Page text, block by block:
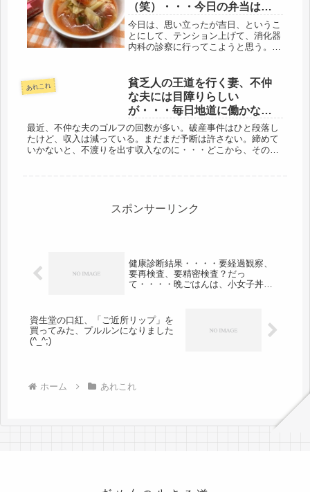
（笑）・・・今日の弁当はう
すアゲ餃子
今日は、思い立ったが吉日、というこ
とにして、テンション上げて、消化器
内科の診察に行ってこようと思う。だ
今回は、昨日一日出勤で、飛び飛びシ
フトで今日休み、まだ身体は動くの
で、...
あれこれ
貧乏人の王道を行く妻、不仲
な夫には目障りらしい
が・・・毎日地道に働かない
とね・・・コンビニランチで
楽する
最近、不仲な夫のゴルフの回数が多い。破産事件はひと段落し
たけど、収入は減っている。まだまだ予断は許さない。締めて
いかないと、不渡りを出す収入なのに・・・どこから、そのお
スポンサーリンク
健康診断結果・・・・要経過観察、
要再検査、要精密検査？だっ
て・・・・晩ごはんは、小女子丼、
資生堂の口紅、「ご近所リップ」を
買ってみた、プルルンになりました
(^_^;)
ホーム あれこれ